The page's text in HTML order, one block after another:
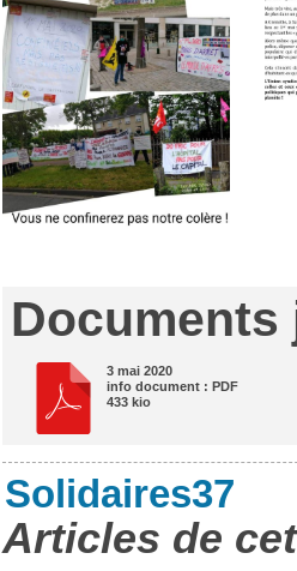
Documents
3 mai 2020
info document : PDF
433 kio
Solidaires37
Articles de